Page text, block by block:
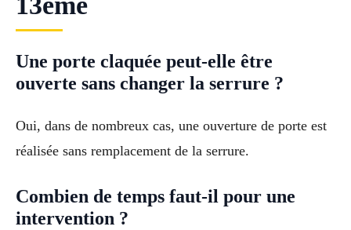
Une porte claquée peut-elle être
ouverte sans changer la serrure ?
Oui, dans de nombreux cas, une ouverture de porte est
réalisée sans remplacement de la serrure.
Combien de temps faut-il pour une
intervention ?